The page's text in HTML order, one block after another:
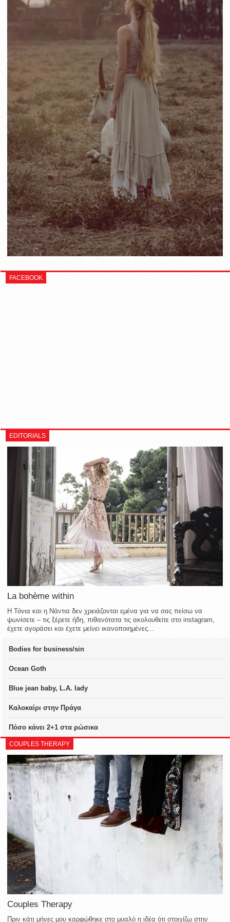
FACEBOOK
EDITORIALS
La bohème within
Η Τόνια και η Νάντια δεν χρειάζονται εμένα για να σας πείσω να
ψωνίσετε – τις ξέρετε ήδη, πιθανότατα τις ακολουθείτε στο instagram,
έχετε αγοράσει και έχετε μείνει ικανοποιημένες...
Bodies for business/sin
Ocean Goth
Blue jean baby, L.A. lady
Καλοκαίρι στην Πράγα
Πόσο κάνει 2+1 στα ρώσικα
COUPLES THERAPY
Couples Therapy
Πριν κάτι μήνες μου καρφώθηκε στο μυαλό η ιδέα ότι στοιχίζω στην